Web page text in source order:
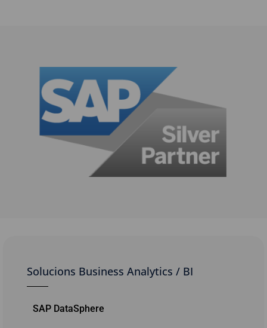
Solucions Business Analytics / BI
SAP DataSphere